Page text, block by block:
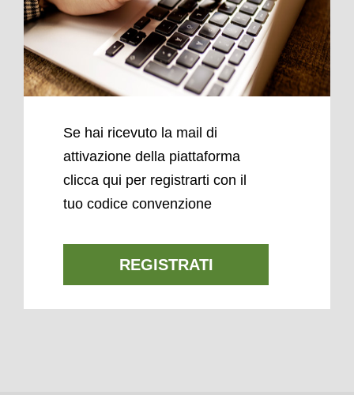
Se hai ricevuto la mail di
attivazione della piattaforma
clicca qui per registrarti con il
tuo codice convenzione
REGISTRATI